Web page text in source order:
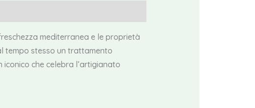
mediterranea e le proprietà
tempo stesso un trattamento
che celebra l’artigianato